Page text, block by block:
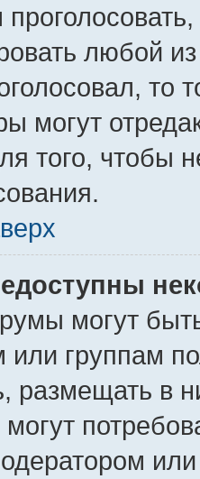
любой
то
могут
того, чтобы
могут
или группам
размещать в